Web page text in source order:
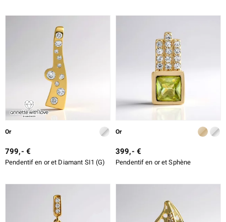
Or
799,- €
Pendentif en or et Diamant SI1 (G)
Or
399,- €
Pendentif en or et Sphène